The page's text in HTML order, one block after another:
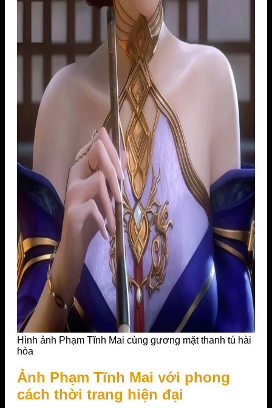
Hình ảnh Phạm Tĩnh Mai cùng gương mặt thanh tú hài
hòa
Ảnh Phạm Tĩnh Mai với phong
cách thời trang hiện đại